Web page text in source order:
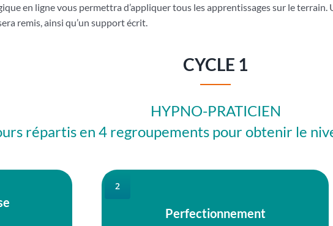
en ligne vous permettra d’appliquer tous les apprentissages sur le
remis, ainsi qu’un support écrit.
CYCLE 1
HYPNO-PRATICIEN
répartis en 4 regroupements pour obtenir le
2
Perfectionnement